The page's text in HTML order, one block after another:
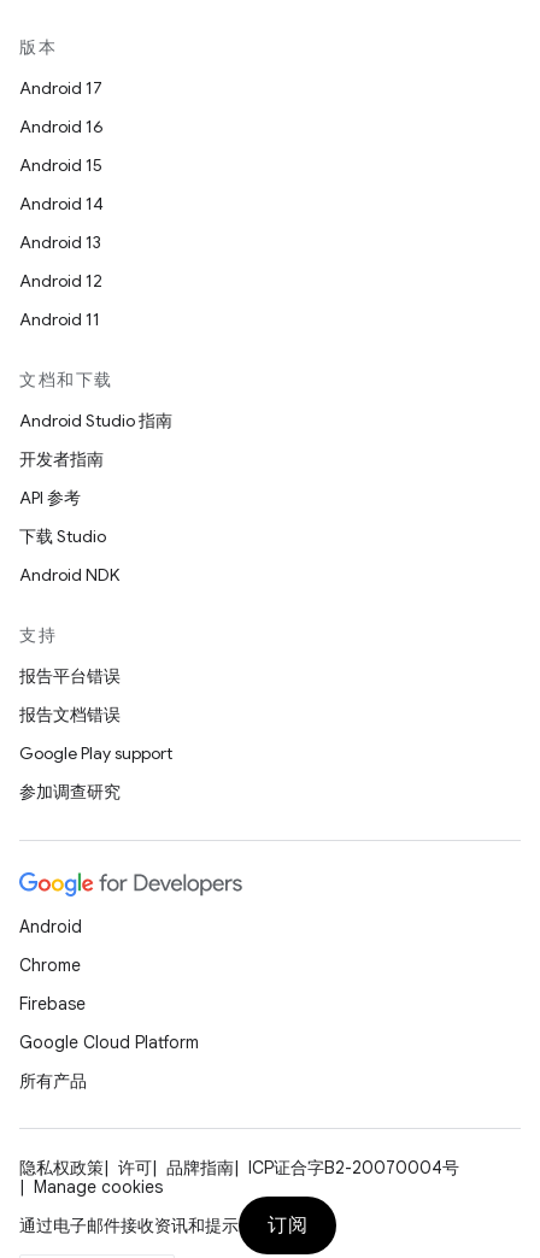
版本
Android 17
Android 16
Android 15
Android 14
Android 13
Android 12
Android 11
文档和下载
Android Studio 指南
开发者指南
API 参考
下载 Studio
Android NDK
支持
报告平台错误
报告文档错误
Google Play support
参加调查研究
Android
Chrome
Firebase
Google Cloud Platform
所有产品
隐私权政策 许可 品牌指南
ICP证合字B2-20070004号
Manage cookies
通过电子邮件接收资讯和提示
订阅